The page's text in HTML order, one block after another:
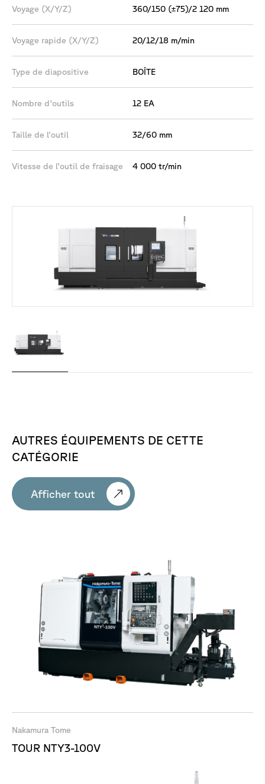
Voyage (X/Y/Z) 360/150 (±75)/2 120 mm
Voyage rapide (X/Y/Z) 20/12/18 m/min
Type de diapositive BOÎTE
Nombre d'outils 12 EA
Taille de l'outil 32/60 mm
Vitesse de l'outil de fraisage 4 000 tr/min
AUTRES ÉQUIPEMENTS DE CETTE
CATÉGORIE
Afficher tout
Nakamura Tome
TOUR NTY3-100V